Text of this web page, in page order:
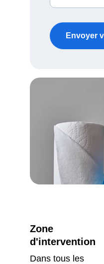
Envoyer
Zone
d'intervention
Dans tous les